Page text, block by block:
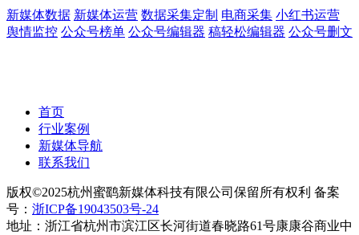
新媒体数据 新媒体运营 数据采集定制 电商采集 小红书运营
舆情监控 公众号榜单 公众号编辑器 稿轻松编辑器 公众号删文
首页
行业案例
新媒体导航
联系我们
版权©2025杭州蜜鹞新媒体科技有限公司保留所有权利 备案
号： 浙ICP备19043503号-24
地址：浙江省杭州市滨江区长河街道春晓路61号康康谷商业中